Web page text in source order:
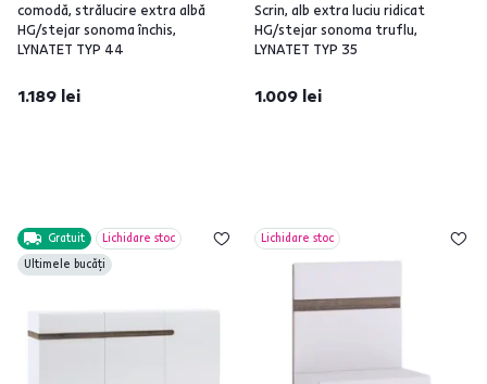
comodă, strălucire extra albă
HG/stejar sonoma închis,
LYNATET TYP 44
1.189 lei
Scrin, alb extra luciu ridicat
HG/stejar sonoma truflu,
LYNATET TYP 35
1.009 lei
Gratuit
Lichidare stoc
Ultimele bucăți
Lichidare stoc